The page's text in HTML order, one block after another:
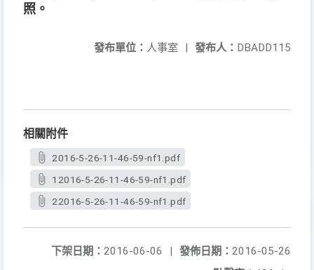
照。
發布人： DBADD115
發布單位： 人事室 |
相關附件
2016-5-26-11-46-59-nf1.pdf
12016-5-26-11-46-59-nf1.pdf
22016-5-26-11-46-59-nf1.pdf
發佈日期： 2016-05-26
下架日期： 2016-06-06
|